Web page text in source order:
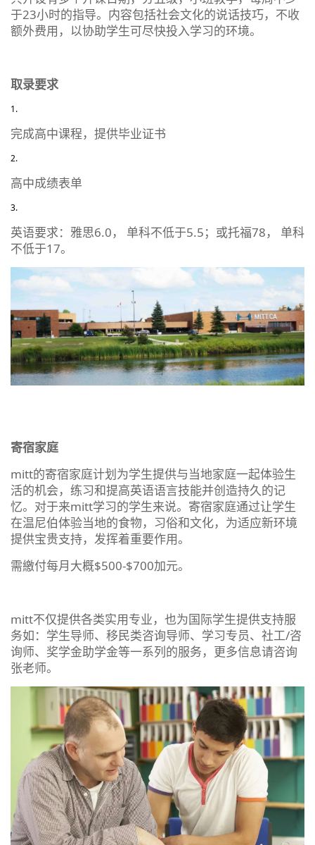
于23小时的指导。内容包括社会文化的说话技巧，不收
额外费用，以协助学生可尽快投入学习的环境。
取录要求
完成高中课程，提供毕业证书
高中成绩表单
英语要求：雅思6.0， 单科不低于5.5；或托福78， 单科
不低于17。
寄宿家庭
mitt的寄宿家庭计划为学生提供与当地家庭一起体验生
活的机会，练习和提高英语语言技能并创造持久的记
忆。对于来mitt学习的学生来说。寄宿家庭通过让学生
在温尼伯体验当地的食物，习俗和文化，为适应新环境
提供宝贵支持，发挥着重要作用。
需繳付每月大概$500-$700加元。
mitt不仅提供各类实用专业，也为国际学生提供支持服
务如：学生导师、移民类咨询导师、学习专员、社工/咨
询师、奖学金助学金等一系列的服务，更多信息请咨询
张老师。